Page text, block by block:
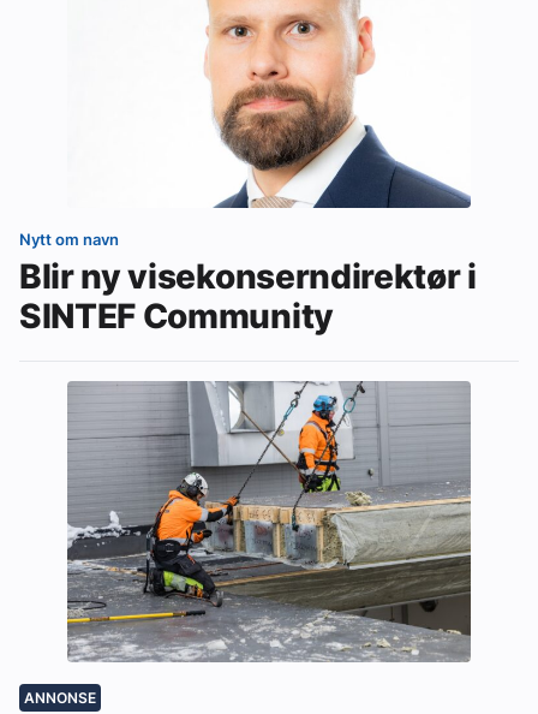
Nytt om navn
Blir ny visekonserndirektør i
SINTEF Community
ANNONSE